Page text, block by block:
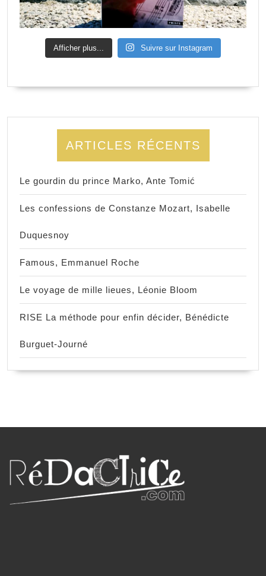
Afficher plus... Suivre sur Instagram
ARTICLES RÉCENTS
Le gourdin du prince Marko, Ante Tomić
Les confessions de Constanze Mozart, Isabelle
Duquesnoy
Famous, Emmanuel Roche
Le voyage de mille lieues, Léonie Bloom
RISE La méthode pour enfin décider, Bénédicte
Burguet-Journé